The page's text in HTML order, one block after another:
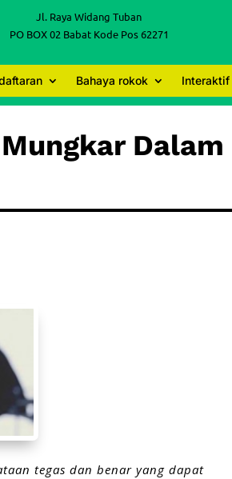
Jl. Raya Widang Tuban
PO BOX 02 Babat Kode Pos 62271
Bahaya rokok Interaktif
Dalam
tegas dan benar yang dapat